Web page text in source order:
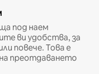
под наем
ви удобства, за
повече. Това е
преотдаването